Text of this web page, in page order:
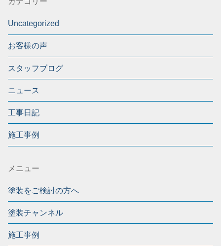
Uncategorized
お客様の声
スタッフブログ
ニュース
工事日記
施工事例
メニュー
塗装をご検討の方へ
塗装チャンネル
施工事例